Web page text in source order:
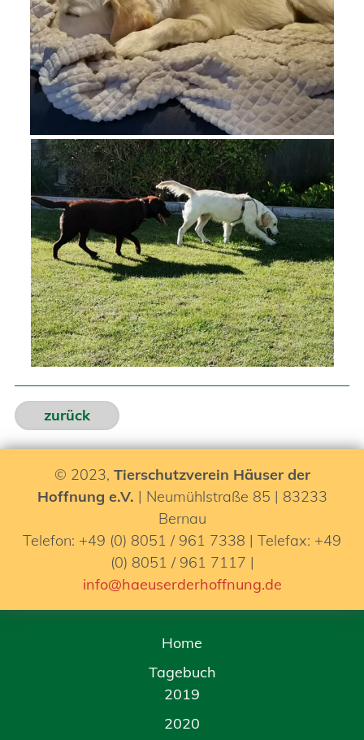
zurück
© 2023, Tierschutzverein Häuser der
Hoffnung e.V. | Neumühlstraße 85 | 83233
Bernau
Telefon: +49 (0) 8051 / 961 7338 | Telefax: +49
(0) 8051 / 961 7117 |
info@haeuserderhoffnung.de
Home
Tagebuch
2019
2020